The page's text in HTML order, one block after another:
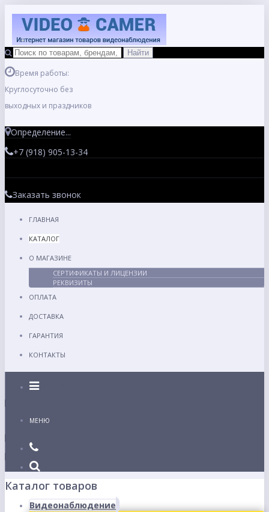
Время работы:
Круглосуточно без
выходных и праздников
Определение...
+7 (918) 905-13-34
Заказать звонок
ГЛАВНАЯ
КАТАЛОГ
О МАГАЗИНЕ
СЕРТИФИКАТЫ И ЛИЦЕНЗИИ
РЕКВИЗИТЫ
ОПЛАТА
ДОСТАВКА
ГАРАНТИЯ
КОНТАКТЫ
Каталог
МЕНЮ
Каталог товаров
Видеонаблюдение